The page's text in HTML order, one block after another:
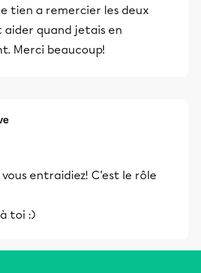
tien a remercier les deux
aider quand jetais en
Merci beaucoup!
entraidiez! C'est le rôle
toi :)